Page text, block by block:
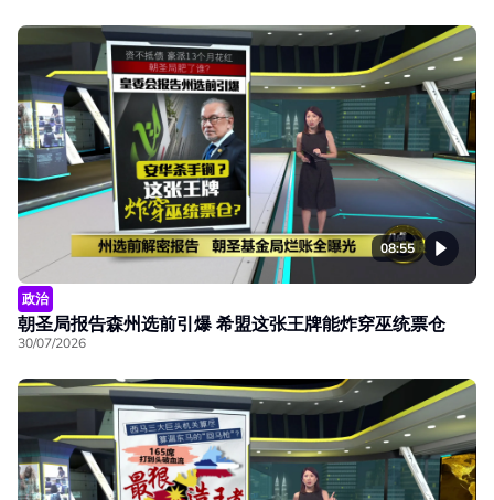
08:55
政治
朝圣局报告森州选前引爆 希盟这张王牌能炸穿巫统票仓
30/07/2026